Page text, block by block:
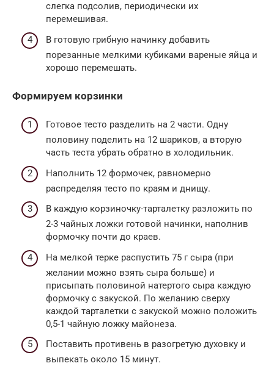
слегка подсолив, периодически их
перемешивая.
В готовую грибную начинку добавить
порезанные мелкими кубиками вареные яйца и
хорошо перемешать.
Формируем корзинки
Готовое тесто разделить на 2 части. Одну
половину поделить на 12 шариков, а вторую
часть теста убрать обратно в холодильник.
Наполнить 12 формочек, равномерно
распределяя тесто по краям и днищу.
В каждую корзиночку-тарталетку разложить по
2-3 чайных ложки готовой начинки, наполнив
формочку почти до краев.
На мелкой терке распустить 75 г сыра (при
желании можно взять сыра больше) и
присыпать половиной натертого сыра каждую
формочку с закуской. По желанию сверху
каждой тарталетки с закуской можно положить
0,5-1 чайную ложку майонеза.
Поставить противень в разогретую духовку и
выпекать около 15 минут.